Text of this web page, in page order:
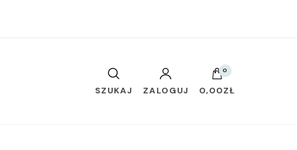
SZUKAJ ZALOGUJ
0
0,00ZŁ